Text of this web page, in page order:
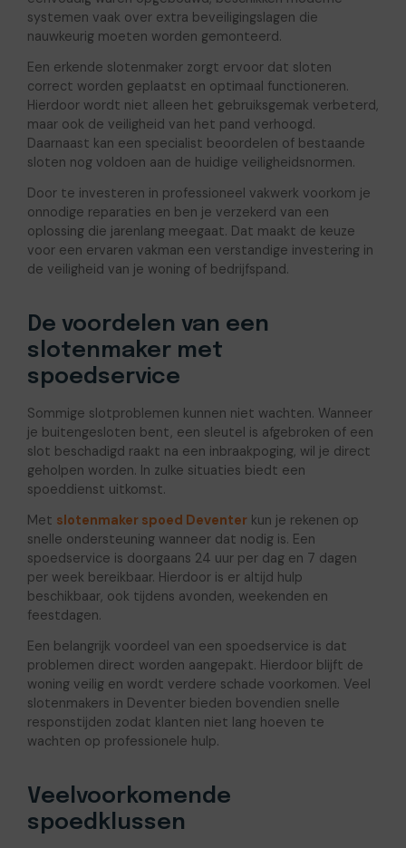
systemen vaak over extra beveiligingslagen die
nauwkeurig moeten worden gemonteerd.
Een erkende slotenmaker zorgt ervoor dat sloten
correct worden geplaatst en optimaal functioneren.
Hierdoor wordt niet alleen het gebruiksgemak verbeterd,
maar ook de veiligheid van het pand verhoogd.
Daarnaast kan een specialist beoordelen of bestaande
sloten nog voldoen aan de huidige veiligheidsnormen.
Door te investeren in professioneel vakwerk voorkom je
onnodige reparaties en ben je verzekerd van een
oplossing die jarenlang meegaat. Dat maakt de keuze
voor een ervaren vakman een verstandige investering in
de veiligheid van je woning of bedrijfspand.
De voordelen van een
slotenmaker met
spoedservice
Sommige slotproblemen kunnen niet wachten. Wanneer
je buitengesloten bent, een sleutel is afgebroken of een
slot beschadigd raakt na een inbraakpoging, wil je direct
geholpen worden. In zulke situaties biedt een
spoeddienst uitkomst.
Met slotenmaker spoed Deventer kun je rekenen op
snelle ondersteuning wanneer dat nodig is. Een
spoedservice is doorgaans 24 uur per dag en 7 dagen
per week bereikbaar. Hierdoor is er altijd hulp
beschikbaar, ook tijdens avonden, weekenden en
feestdagen.
Een belangrijk voordeel van een spoedservice is dat
problemen direct worden aangepakt. Hierdoor blijft de
woning veilig en wordt verdere schade voorkomen. Veel
slotenmakers in Deventer bieden bovendien snelle
responstijden zodat klanten niet lang hoeven te
wachten op professionele hulp.
Veelvoorkomende
spoedklussen